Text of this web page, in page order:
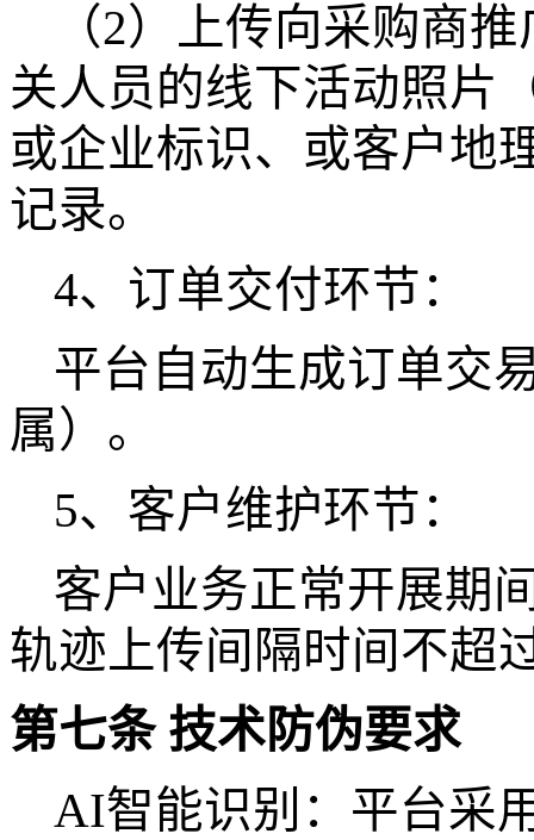
（2）上传向采购商
关人员的线下活动照片
或企业标识、或客户地
记录。
4、订单交付环节：
平台自动生成订单交
属）。
5、 客户维护环节：
客户业务正常开展期
轨迹上传间隔时间不超
第七条 技术防伪要求
AI智能识别：平台采